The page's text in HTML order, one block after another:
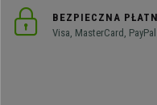
BEZPIECZNA
Visa, MasterCard, PayPal